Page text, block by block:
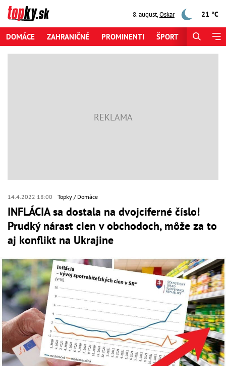
8. august,Oskar 21 °C
DOMÁCE ZAHRANIČNÉ PROMINENTI ŠPORT
14.4.2022 18:00 Topky Domáce
INFLÁCIA sa dostala na dvojciferné číslo!
Prudký nárast cien v obchodoch, môže za to
aj konflikt na Ukrajine